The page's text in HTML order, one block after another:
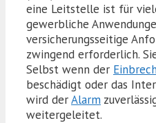
eine Leitstelle ist für
gewerbliche
versicherungsseitige
zwingend erforderlich.
Selbst wenn der
beschädigt oder das
wird derAlarm
weitergeleitet.